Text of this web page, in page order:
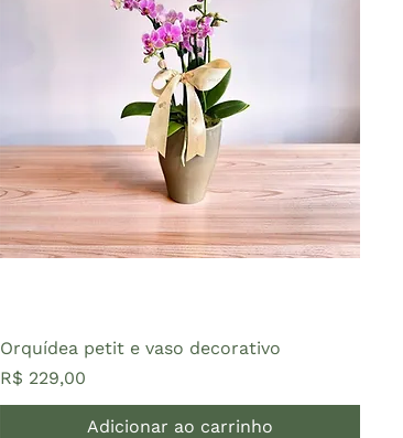
Orquídea petit e vaso decorativo
Preço
R$ 229,00
Adicionar ao carrinho